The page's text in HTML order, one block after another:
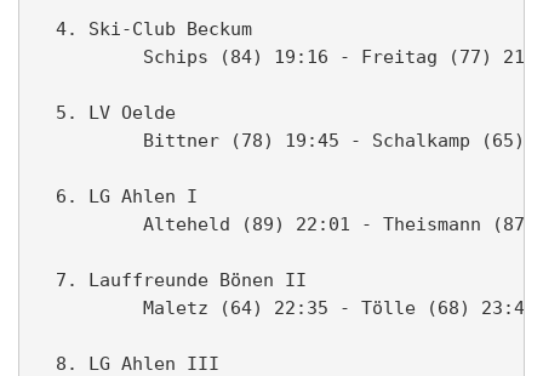
4. Ski-Club Beckum
Schips (84) 19:16 - Freitag (77)
5. LV Oelde
Bittner (78) 19:45 - Schalkamp (65)
6. LG Ahlen I
Alteheld (89) 22:01 - Theismann
7. Lauffreunde Bönen II
Maletz (64) 22:35 - Tölle (68)
8. LG Ahlen III